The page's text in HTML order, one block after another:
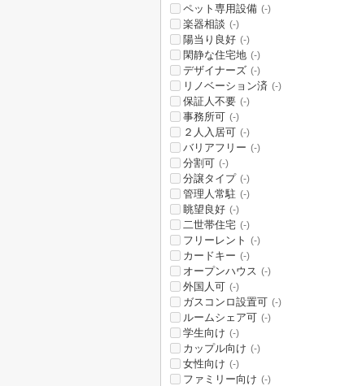
ペット専用設備 (-)
楽器相談 (-)
陽当り良好 (-)
閑静な住宅地 (-)
デザイナーズ (-)
リノベーション済 (-)
保証人不要 (-)
事務所可 (-)
２人入居可 (-)
バリアフリー (-)
分割可 (-)
分譲タイプ (-)
管理人常駐 (-)
眺望良好 (-)
二世帯住宅 (-)
フリーレント (-)
カードキー (-)
オープンハウス (-)
外国人可 (-)
ガスコンロ設置可 (-)
ルームシェア可 (-)
学生向け (-)
カップル向け (-)
女性向け (-)
ファミリー向け (-)